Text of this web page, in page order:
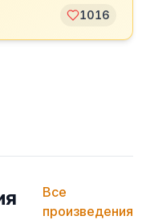
1016
Все
произведения